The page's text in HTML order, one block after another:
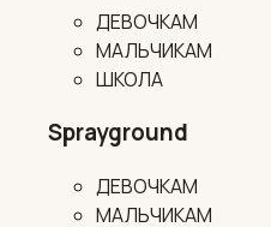
ДЕВОЧКАМ
МАЛЬЧИКАМ
ШКОЛА
Sprayground
ДЕВОЧКАМ
МАЛЬЧИКАМ